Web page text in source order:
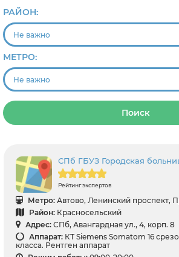
РАЙОН:
МЕТРО:
Поиск
СПб ГБУЗ Городская
Рейтинг экспертов
Метро: Автово, Ленинский проспект,
Район: Красносельский
Адрес: СПб, Авангардная ул., 4, корп. 8
Аппарат: КТ Siemens Somatom 16
класса. Рентген аппарат